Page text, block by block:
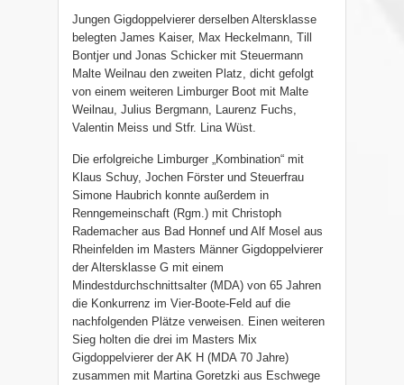
Jungen Gigdoppelvierer derselben Altersklasse
belegten James Kaiser, Max Heckelmann, Till
Bontjer und Jonas Schicker mit Steuermann
Malte Weilnau den zweiten Platz, dicht gefolgt
von einem weiteren Limburger Boot mit Malte
Weilnau, Julius Bergmann, Laurenz Fuchs,
Valentin Meiss und Stfr. Lina Wüst.
Die erfolgreiche Limburger „Kombination“ mit
Klaus Schuy, Jochen Förster und Steuerfrau
Simone Haubrich konnte außerdem in
Renngemeinschaft (Rgm.) mit Christoph
Rademacher aus Bad Honnef und Alf Mosel aus
Rheinfelden im Masters Männer Gigdoppelvierer
der Altersklasse G mit einem
Mindestdurchschnittsalter (MDA) von 65 Jahren
die Konkurrenz im Vier-Boote-Feld auf die
nachfolgenden Plätze verweisen. Einen weiteren
Sieg holten die drei im Masters Mix
Gigdoppelvierer der AK H (MDA 70 Jahre)
zusammen mit Martina Goretzki aus Eschwege